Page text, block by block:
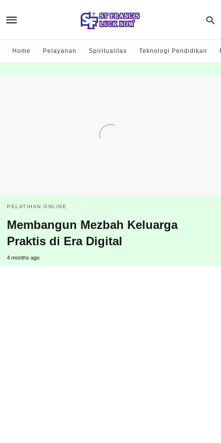
Home Pelayanan Spiritualitas Teknologi Pendidikan
PELATIHAN ONLINE
Membangun Mezbah Keluarga
Praktis di Era Digital
4 months ago